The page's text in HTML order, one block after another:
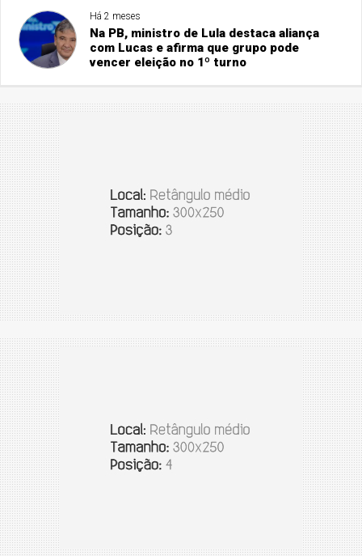
Há 2 meses
Na PB, ministro de Lula destaca aliança
com Lucas e afirma que grupo pode
vencer eleição no 1º turno